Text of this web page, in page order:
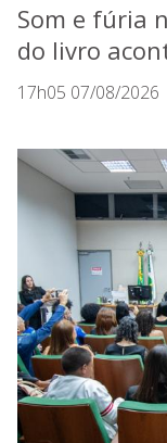
Som e fúria
do livro
17h05 07/08/2026